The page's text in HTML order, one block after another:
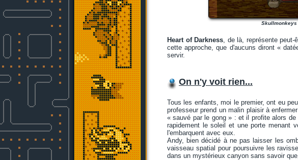
Heart of Darkness, de là, représente
cette approche, que d'aucuns diront «
servir.
On n'y voit rien...
Tous les enfants, moi le premier, ont eu
professeur prend un malin plaisir à
« sauvé par le gong » : et il profite alors
rapidement le soleil et une porte menant
l'embarquent avec eux.
Andy, bien décidé à ne pas laisser les
vaisseau spatial pour poursuivre les
dans un mystérieux canyon sans savoir